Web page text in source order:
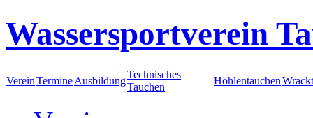
Wassersportverein
VereinTermineAusbildung
Technisches
Tauchen
Höhlentauchen